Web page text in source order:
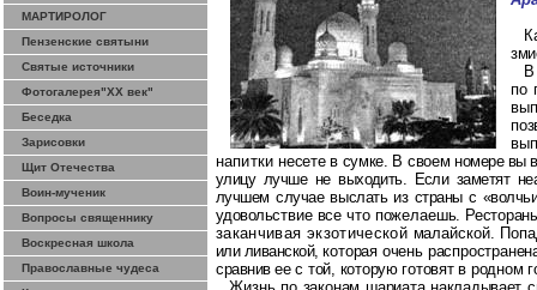
МАРТИРОЛОГ
Пензенские святыни
Святые источники
Фотогалерея"ХХ век"
Беседка
Зарисовки
Щит Отечества
Воин-мученик
Вопросы священнику
Воскресная школа
Православные чудеса
по
напиткинесете в сумке. В своем номере вы
улицулучше не выходить. Если за­метят
лучшем случае выслать из страны с
удовольствие все что пожелаешь.
заканчивая экзотической малайской.
или ливанской,которая очень
сравнивее с той, которую готовят в родном